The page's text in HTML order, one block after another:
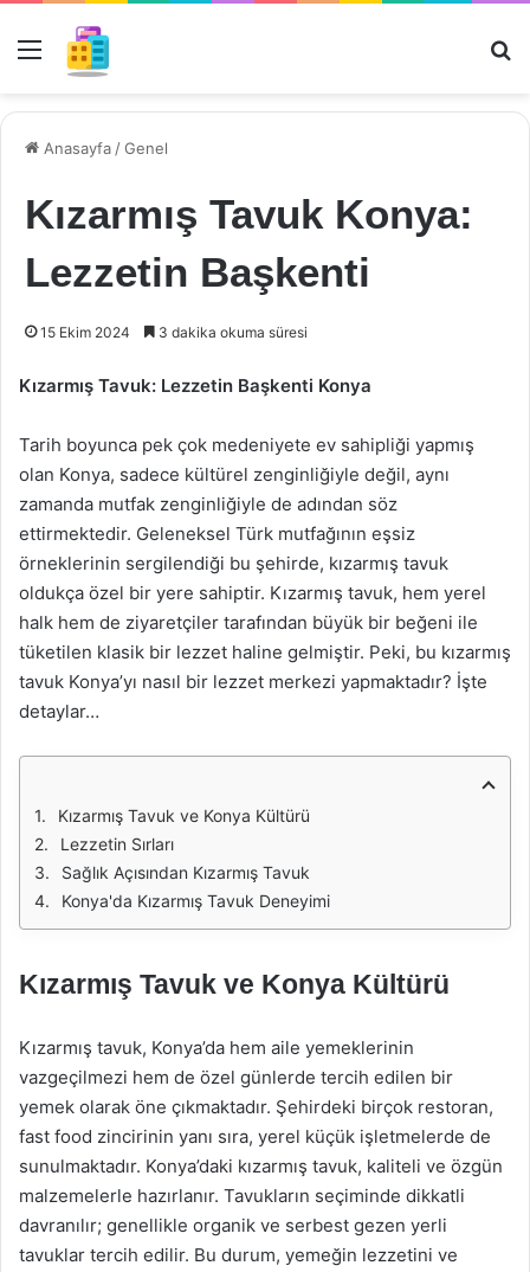
Menü
Anasayfa /Genel
Kızarmış Tavuk Konya:
Lezzetin Başkenti
15 Ekim 2024 3 dakika okuma süresi
Kızarmış Tavuk: Lezzetin Başkenti Konya
Tarih boyunca pek çok medeniyete ev sahipliği yapmış
olan Konya, sadece kültürel zenginliğiyle değil, aynı
zamanda mutfak zenginliğiyle de adından söz
ettirmektedir. Geleneksel Türk mutfağının eşsiz
örneklerinin sergilendiği bu şehirde, kızarmış tavuk
oldukça özel bir yere sahiptir. Kızarmış tavuk, hem yerel
halk hem de ziyaretçiler tarafından büyük bir beğeni ile
tüketilen klasik bir lezzet haline gelmiştir. Peki, bu kızarmış
tavuk Konya’yı nasıl bir lezzet merkezi yapmaktadır? İşte
detaylar…
Kızarmış Tavuk ve Konya Kültürü
Lezzetin Sırları
Sağlık Açısından Kızarmış Tavuk
Konya'da Kızarmış Tavuk Deneyimi
Kızarmış Tavuk ve Konya Kültürü
Kızarmış tavuk, Konya’da hem aile yemeklerinin
vazgeçilmezi hem de özel günlerde tercih edilen bir
yemek olarak öne çıkmaktadır. Şehirdeki birçok restoran,
fast food zincirinin yanı sıra, yerel küçük işletmelerde de
sunulmaktadır. Konya’daki kızarmış tavuk, kaliteli ve özgün
malzemelerle hazırlanır. Tavukların seçiminde dikkatli
davranılır; genellikle organik ve serbest gezen yerli
tavuklar tercih edilir. Bu durum, yemeğin lezzetini ve